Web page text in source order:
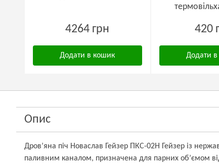
4264 грн
Додати в кошик
420
Додати
Опис
Дров’яна піч Новаслав Гейзер ПКС-02Н Гейзер із
паливним каналом, призначена для парних об’ємом